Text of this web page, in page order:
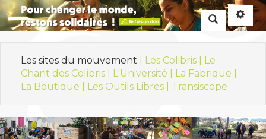
Rechercher
Les sites du mouvement | Les Colibris | Le
Chant des Colibris | L'Université | La Fabrique |
La Boutique | Les Outils Libres | Transiscope